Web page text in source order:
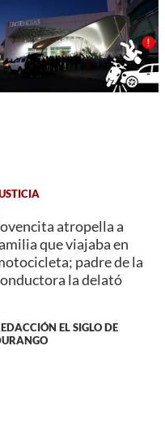
atropella a
que viajaba en
padre de la
la delató
EL SIGLO DE